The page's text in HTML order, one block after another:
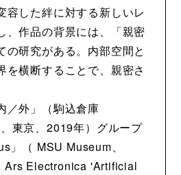
容した絆に対する新しいレ
、作品の背景には、「親密
の研究がある。内部空間と
を横断することで、親密さ
／外」（駒込倉庫
東京、2019年）グループ
」（ MSU Museum、
Ars Electronica 'Artificial